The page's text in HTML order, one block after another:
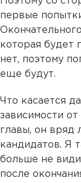
первые
которая будет
нет, поэтому
еще будут.
Что касается
зависимости
главы, он вряд
кандидатов. Я
больше не
после